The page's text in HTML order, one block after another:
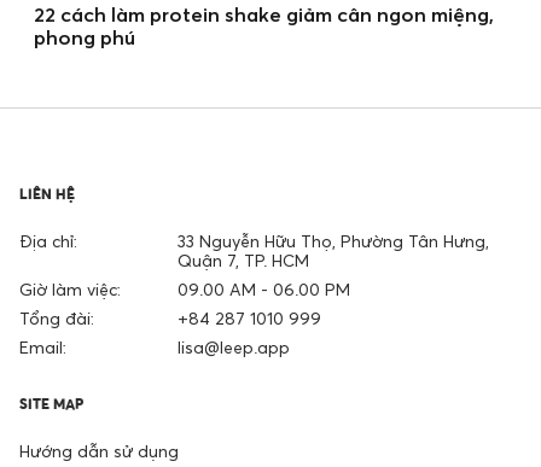
22 cách làm protein shake giảm cân ngon miệng,
phong phú
LIÊN HỆ
Địa chỉ:
33 Nguyễn Hữu Thọ, Phường Tân Hưng,
Quận 7, TP. HCM
Giờ làm việc:
09.00 AM - 06.00 PM
Tổng đài:
+84 287 1010 999
Email:
lisa@leep.app
SITE MAP
Hướng dẫn sử dụng